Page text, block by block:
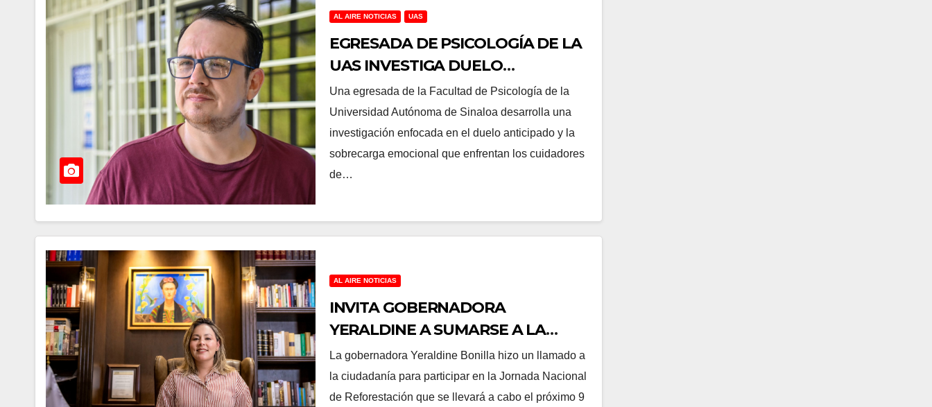
AL AIRE NOTICIAS UAS
EGRESADA DE PSICOLOGÍA DE LA
UAS INVESTIGA DUELO
ANTICIPADO Y SOBRECARGA EN
CUIDADORES DE ADULTOS
MAYORES
Una egresada de la Facultad de Psicología de la
Universidad Autónoma de Sinaloa desarrolla una
investigación enfocada en el duelo anticipado y la
sobrecarga emocional que enfrentan los cuidadores
de…
AL AIRE NOTICIAS
INVITA GOBERNADORA
YERALDINE A SUMARSE A LA
JORNADA NACIONAL DE
REFORESTACIÓN; PLANTARÁN 6.6
MILLONES DE ÁRBOLES
La gobernadora Yeraldine Bonilla hizo un llamado a
la ciudadanía para participar en la Jornada Nacional
de Reforestación que se llevará a cabo el próximo 9